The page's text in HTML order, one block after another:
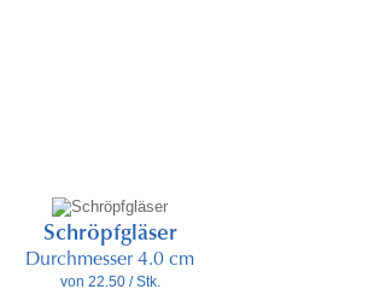
Schröpfgläser
Durchmesser 4.0 cm
von 22.50/ Stk.